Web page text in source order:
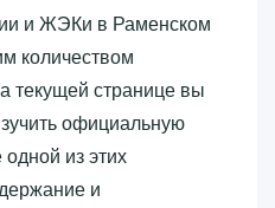
и ЖЭКи в Раменском
количеством
текущей странице вы
официальную
из этих
и